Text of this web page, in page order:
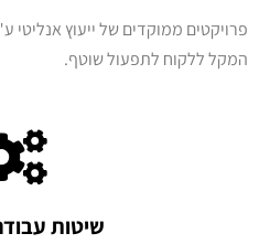
פרויקטים ממוקדים של ייעוץ
המקל ללקוח לתפעול שוטף.
שיטות